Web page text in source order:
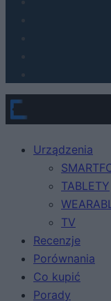
Urządzenia
TABLETY
TV
Recenzje
Porównania
Co kupić
Porady